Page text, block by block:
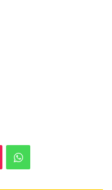
TikTokWhatsApp